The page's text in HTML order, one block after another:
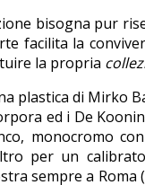
bisogna pur
facilita la
la propria
plastica di Mirko
ed i De
monocromo
per un
sempre a Roma